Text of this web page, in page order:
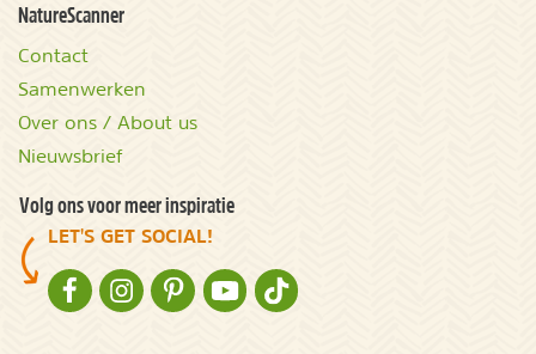
NatureScanner
Contact
Samenwerken
Over ons / About us
Nieuwsbrief
Volg ons voor meer inspiratie
LET'S GET SOCIAL!
NATURESCANNER OP FACEBOOK
NATURESCANNER OP INSTAGRAM
NATURESCANNER OP PINTEREST
NATURESCANNER OP YOUTUBE
NATURESCANNER OP TIKTOK